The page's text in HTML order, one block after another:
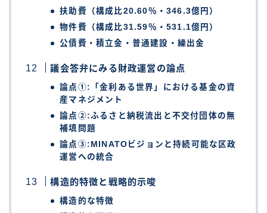
扶助費（構成比20.60％・346.3億円）
物件費（構成比31.59％・531.1億円）
公債費・積立金・普通建設・繰出金
議会答弁にみる財政運営の論点
論点①:「金利ある世界」における基金の資
産マネジメント
論点②:ふるさと納税流出と不交付団体の無
補填問題
論点③:MINATOビジョンと持続可能な区政
運営への統合
構造的特徴と戦略的示唆
構造的な特徴